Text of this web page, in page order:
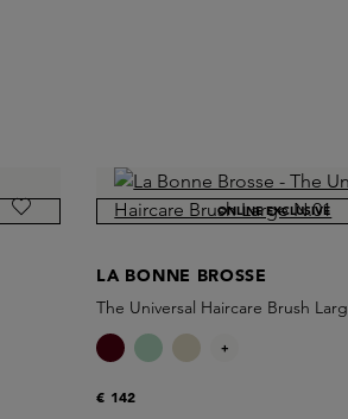
ONLINE EXCLUSIVE
LA BONNE BROSSE
The Universal Haircare Brush
€ 142
+